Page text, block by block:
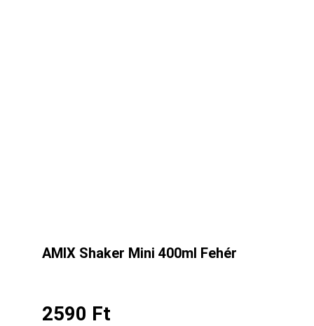
AMIX Shaker Mini 400ml Fehér
2590 Ft